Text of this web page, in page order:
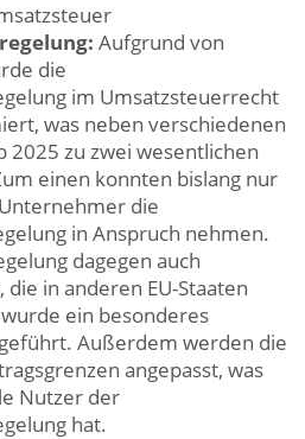
Aufgrund von
die
im Umsatzsteuerrecht
was neben verschiedenen
2025 zu zwei wesentlichen
einen konnten bislang nur
die
in Anspruch nehmen.
dagegen auch
in anderen EU-Staaten
ein besonderes
Außerdem werden die
angepasst, was
Nutzer der
hat.